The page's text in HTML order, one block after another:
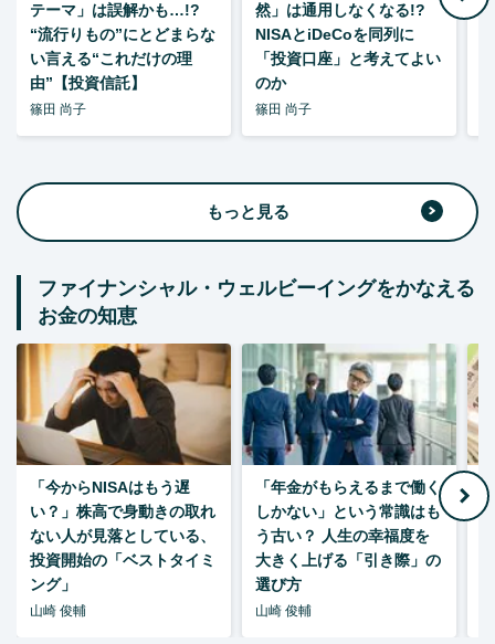
テーマ」は誤解かも…!?
“流行りもの”にとどまらな
い言える“これだけの理
由”【投資信託】
篠田 尚子
然」は通用しなくなる!?
NISAとiDeCoを同列に
「投資口座」と考えてよい
のか
篠田 尚子
もっと見る
ファイナンシャル・ウェルビーイングをかなえる
お金の知恵
「今からNISAはもう遅
い？」株高で身動きの取れ
ない人が見落としている、
投資開始の「ベストタイミ
ング」
山崎 俊輔
「年金がもらえるまで働く
しかない」という常識はも
う古い？ 人生の幸福度を
大きく上げる「引き際」の
選び方
山崎 俊輔